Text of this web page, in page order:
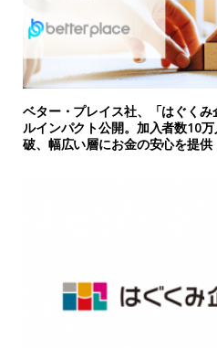
ベター・プレイス社、「はぐく
ルインパクト公開。加入者数10
破、幅広い層にお金の安心を提供